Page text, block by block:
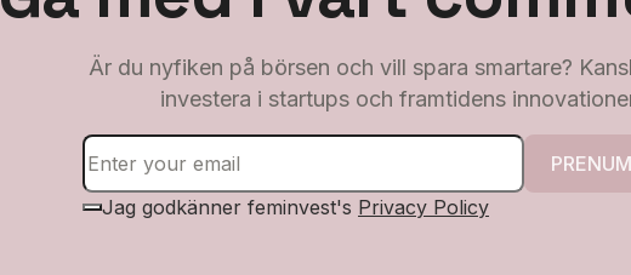
Är du nyfiken på börsen och vill spara smartare?
investera i startups och framtidens
Jag godkänner feminvest's Privacy Policy